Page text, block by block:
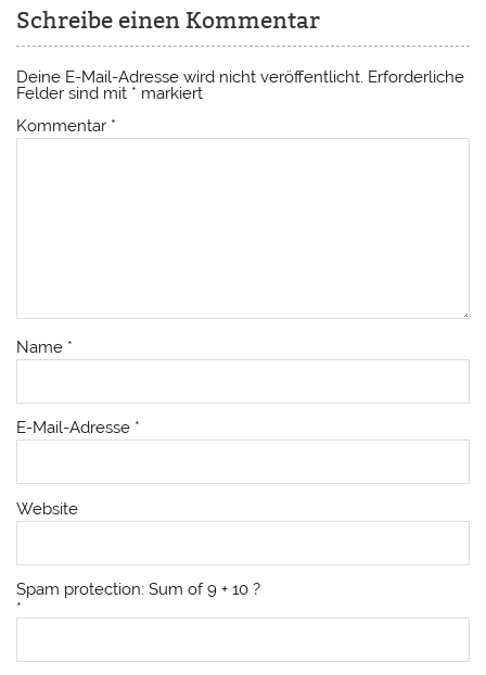
Schreibe einen Kommentar
Deine E-Mail-Adresse wird nicht veröffentlicht. Erforderliche
Felder sind mit * markiert
Kommentar *
Name *
E-Mail-Adresse *
Website
Spam protection: Sum of 9 + 10 ?
*